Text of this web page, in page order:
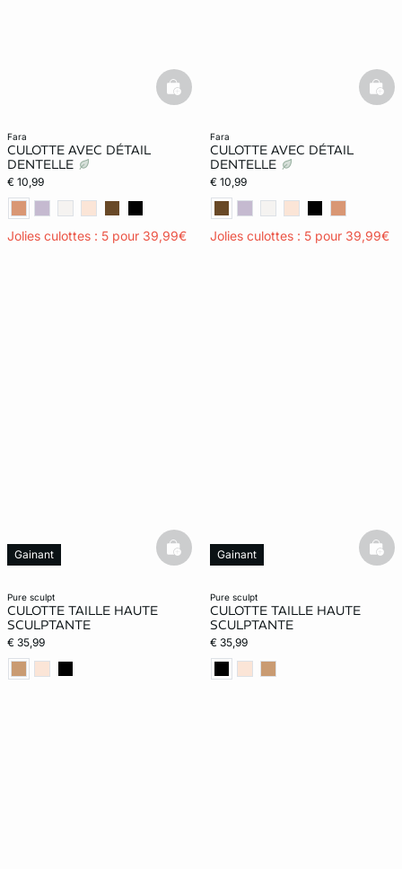
fara
CULOTTE AVEC DÉTAIL
DENTELLE
€ 10,99
Jolies culottes : 5 pour 39,99€
basketfull
fara
CULOTTE AVEC DÉTAIL
DENTELLE
€ 10,99
Jolies culottes : 5 pour 39,99€
pure sculpt
CULOTTE TAILLE HAUTE
SCULPTANTE
€ 35,99
Gainant basketfull
pure sculpt
CULOTTE TAILLE HAUTE
SCULPTANTE
€ 35,99
Gainant